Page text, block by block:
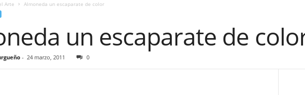
Arte Almoneda un escaparate de color
un escaparate de
- 24 marzo, 2011 0